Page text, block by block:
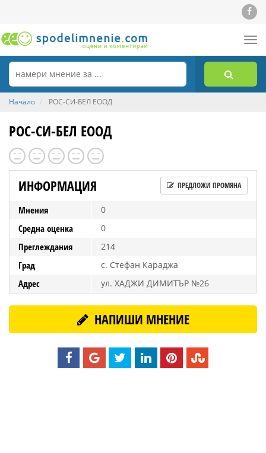
Начало РОС-СИ-БЕЛ ЕООД
РОС-СИ-БЕЛ ЕООД
ИНФОРМАЦИЯ ПРЕДЛОЖИ ПРОМЯНА
Мнения 0
Средна оценка 0
Преглеждания 214
Град с. Стефан Караджа
Адрес ул. ХАДЖИ ДИМИТЪР №26
НАПИШИ МНЕНИЕ